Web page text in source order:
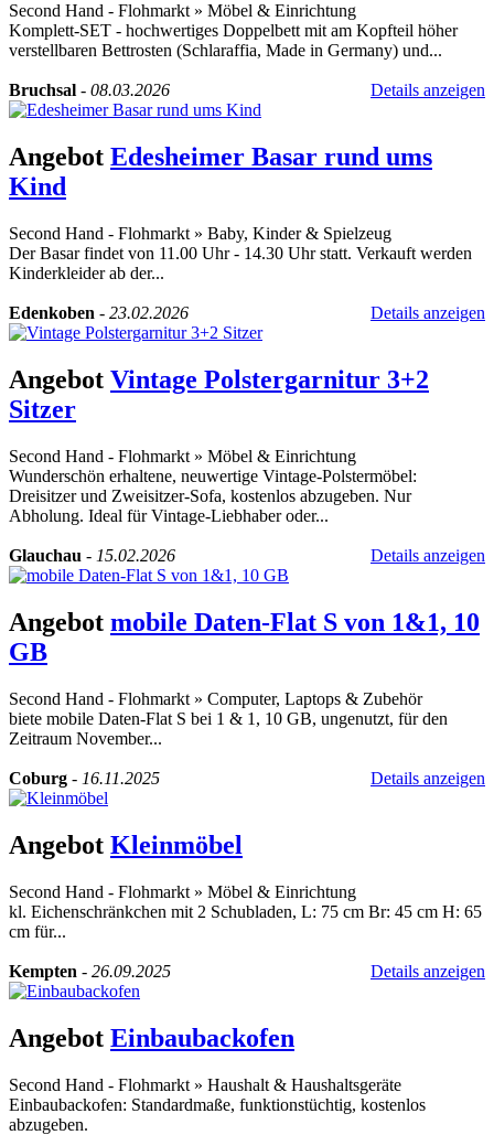
Second Hand - Flohmarkt » Möbel & Einrichtung
Komplett-SET - hochwertiges Doppelbett mit am Kopfteil höher
verstellbaren Bettrosten (Schlaraffia, Made in Germany) und...
Bruchsal - 08.03.2026 Details anzeigen
Angebot Edesheimer Basar rund ums
Kind
Second Hand - Flohmarkt » Baby, Kinder & Spielzeug
Der Basar findet von 11.00 Uhr - 14.30 Uhr statt. Verkauft werden
Kinderkleider ab der...
Edenkoben - 23.02.2026 Details anzeigen
Angebot Vintage Polstergarnitur 3+2
Sitzer
Second Hand - Flohmarkt » Möbel & Einrichtung
Wunderschön erhaltene, neuwertige Vintage-Polstermöbel:
Dreisitzer und Zweisitzer-Sofa, kostenlos abzugeben. Nur
Abholung. Ideal für Vintage-Liebhaber oder...
Glauchau - 15.02.2026 Details anzeigen
Angebot mobile Daten-Flat S von 1&1, 10
GB
Second Hand - Flohmarkt » Computer, Laptops & Zubehör
biete mobile Daten-Flat S bei 1 & 1, 10 GB, ungenutzt, für den
Zeitraum November...
Coburg - 16.11.2025 Details anzeigen
Angebot Kleinmöbel
Second Hand - Flohmarkt » Möbel & Einrichtung
kl. Eichenschränkchen mit 2 Schubladen, L: 75 cm Br: 45 cm H: 65
cm für...
Kempten - 26.09.2025 Details anzeigen
Angebot Einbaubackofen
Second Hand - Flohmarkt » Haushalt & Haushaltsgeräte
Einbaubackofen: Standardmaße, funktionstüchtig, kostenlos
abzugeben.